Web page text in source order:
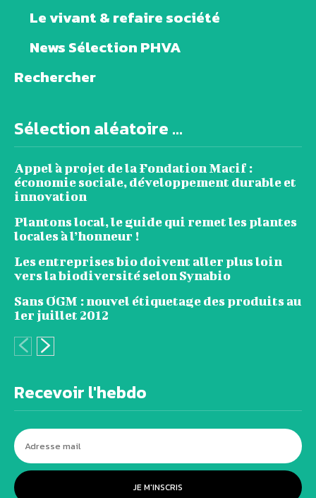
Le vivant & refaire société
News Sélection PHVA
Rechercher
Sélection aléatoire ...
Appel à projet de la Fondation Macif :
économie sociale, développement durable et
innovation
Plantons local, le guide qui remet les plantes
locales à l’honneur !
Les entreprises bio doivent aller plus loin
vers la biodiversité selon Synabio
Sans OGM : nouvel étiquetage des produits au
1er juillet 2012
Recevoir l'hebdo
JE M'INSCRIS